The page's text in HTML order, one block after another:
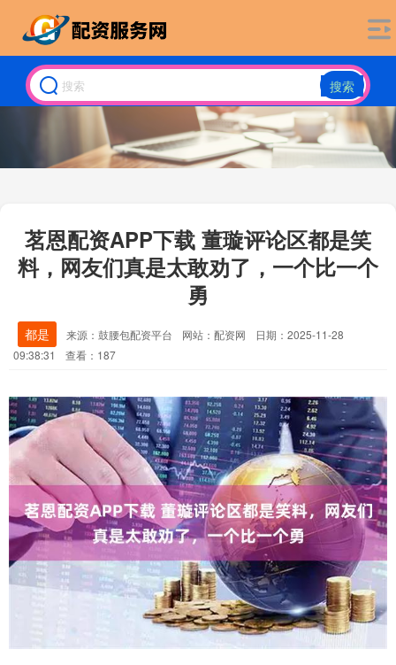
搜索
茗恩配资APP下载 董璇评论区都是笑
料，网友们真是太敢劝了，一个比一个
勇
都是 来源：鼓腰包配资平台 网站：配资网
日期：2025-11-28
09:38:31
查看：187